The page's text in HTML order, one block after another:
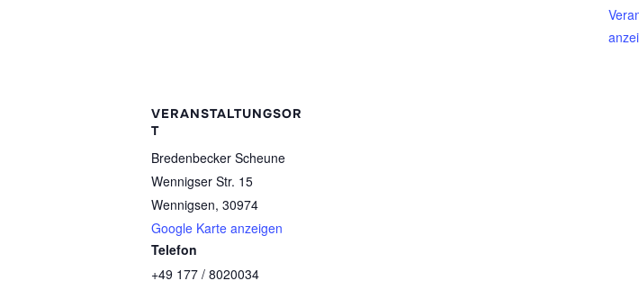
VERANSTALTUNGSOR
T
Bredenbecker Scheune
Wennigser Str. 15
Wennigsen, 30974
Google Karte anzeigen
Telefon
+49 177 / 8020034